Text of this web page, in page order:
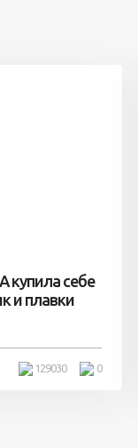
купила себе
и плавки
0
129030